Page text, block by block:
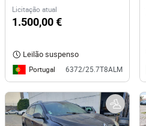
Licitação atual
1.500,00 €
Leilão suspenso
Portugal 6372/25.7T8ALM